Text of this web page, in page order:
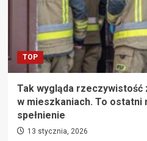
TOP
Tak wygląda rzeczywistość
w mieszkaniach. To ostatni
spełnienie
13 stycznia, 2026